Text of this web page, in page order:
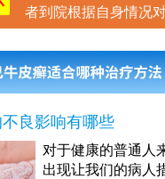
者到院根据自身情况对
良影响有哪些
对于健康的普通人
出现让我们的病人